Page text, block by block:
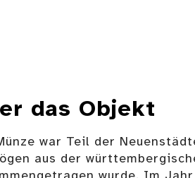
das Objekt
war Teil der
aus der